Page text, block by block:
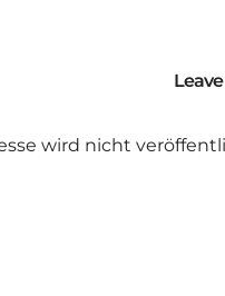
wird nicht